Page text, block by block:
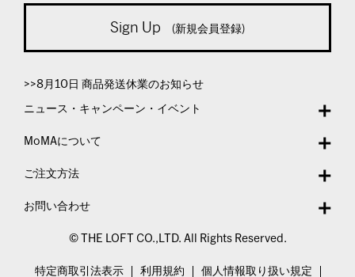
Sign Up (新規会員登録)
>>8月10日 商品発送休業のお知らせ
ニュース・キャンペーン・イベント
MoMAについて
ご注文方法
お問い合わせ
© THE LOFT CO.,LTD. All Rights Reserved.
特定商取引法表示 利用規約 個人情報取り扱い規定